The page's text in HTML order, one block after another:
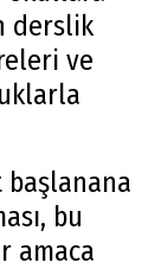
derslik
ve
başlanana
bu
amaca